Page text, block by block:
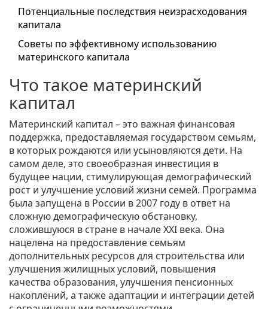
Потенциальные последствия неизрасходования
капитала
Советы по эффективному использованию
материнского капитала
Что такое материнский
капитал
Материнский капитал – это важная финансовая
поддержка, предоставляемая государством семьям,
в которых рождаются или усыновляются дети. На
самом деле, это своеобразная инвестиция в
будущее нации, стимулирующая демографический
рост и улучшение условий жизни семей. Программа
была запущена в России в 2007 году в ответ на
сложную демографическую обстановку,
сложившуюся в стране в начале XXI века. Она
нацелена на предоставление семьям
дополнительных ресурсов для строительства или
улучшения жилищных условий, повышения
качества образования, улучшения пенсионных
накоплений, а также адаптации и интеграции детей